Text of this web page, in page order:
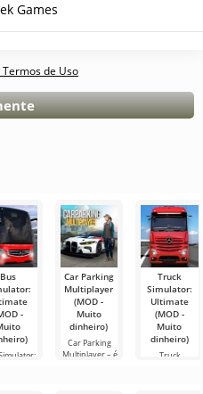
Games
de Uso
Bus
-
Car Parking
Multiplayer
(MOD -
Muito
dinheiro)
Car Parking
Multiplayer – é
Truck
Simulator:
Ultimate
(MOD -
Muito
dinheiro)
Truck